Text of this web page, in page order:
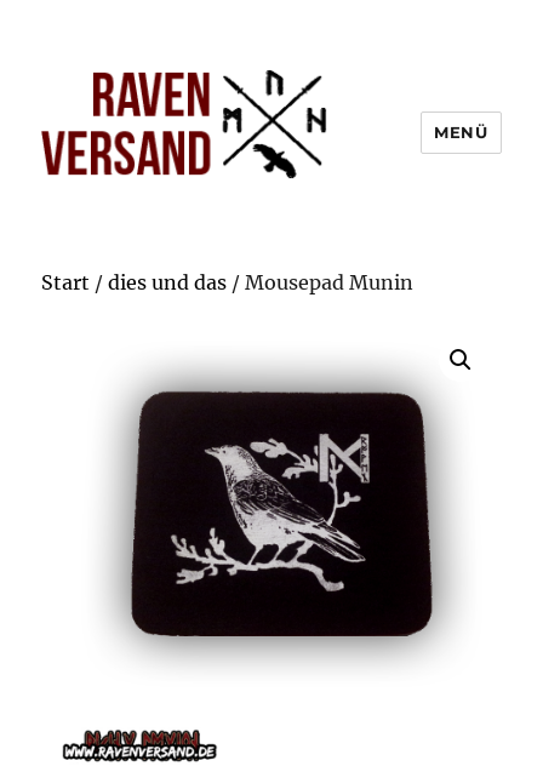
MENÜ
Start /dies und das / Mousepad Munin